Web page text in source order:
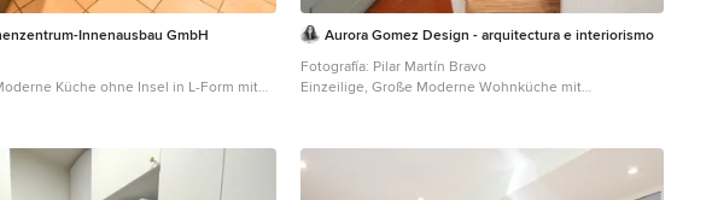
Innenausbau GmbH
Küche ohne Insel in L-Form mit
in Weiß, Glasrückwand, schwarzen
Terrakottaboden und orangem Boden
Aurora Gomez Design - arquitectura e interiorismo
Fotografía: Pilar Martín Bravo
Einzeilige, Große Moderne Wohnküche mit
Küchenrückwand in Weiß, Rückwand aus
Keramikfliesen, Küchengeräten aus Edelstahl,
Terrakottaboden, Kücheninsel, rotem Boden und beiger